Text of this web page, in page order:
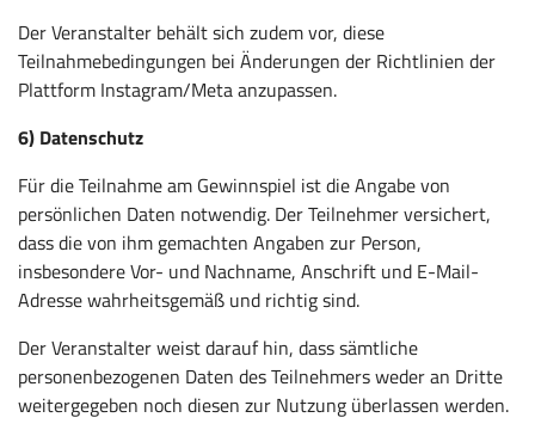
Der Veranstalter behält sich zudem vor, diese
Teilnahmebedingungen bei Änderungen der Richtlinien der
Plattform Instagram/Meta anzupassen.
6) Datenschutz
Für die Teilnahme am Gewinnspiel ist die Angabe von
persönlichen Daten notwendig. Der Teilnehmer versichert,
dass die von ihm gemachten Angaben zur Person,
insbesondere Vor- und Nachname, Anschrift und E-Mail-
Adresse wahrheitsgemäß und richtig sind.
Der Veranstalter weist darauf hin, dass sämtliche
personenbezogenen Daten des Teilnehmers weder an Dritte
weitergegeben noch diesen zur Nutzung überlassen werden.